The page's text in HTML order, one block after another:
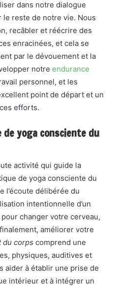
dans notre dialogue
reste de notre vie. Nous
recâbler et réécrire des
enracinées, et cela se
par le dévouement et la
notre endurance
personnel, et les
point de départ et un
efforts.
yoga consciente du
activité qui guide la
de yoga consciente du
l’écoute délibérée du
intentionnelle d’un
changer votre cerveau,
améliorer votre
du corps comprend une
physiques, auditives et
aider à établir une prise de
intérieur et à intégrer un